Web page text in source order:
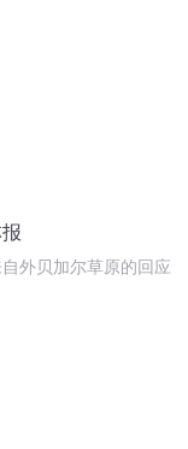
自外贝加尔草原的回应